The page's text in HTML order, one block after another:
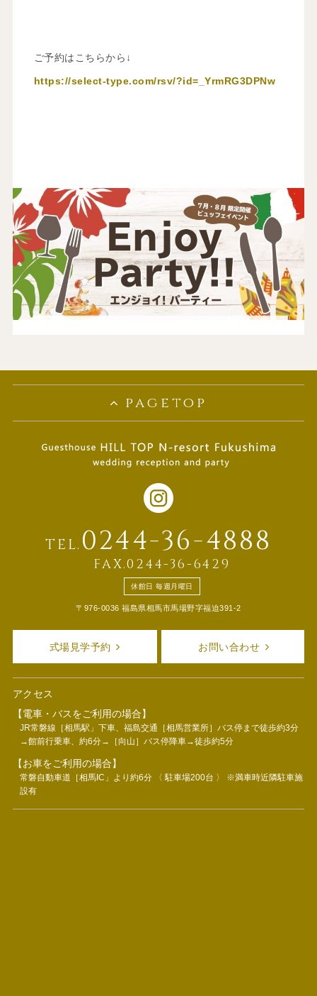
ご予約はこちらから↓
https://select-type.com/rsv/?id=_YrmRG3DPNw
pagetop
TEL. 0244-36-4888
FAX.0244-36-6429
休館日 毎週月曜日
〒976-0036 福島県相馬市馬場野字福迫391-2
式場見学予約 お問い合わせ
アクセス
【電車・バスをご利用の場合】
JR常磐線［相馬駅」下車、福島交通［相馬営業所］バス停まで徒歩約3分
→館前行乗車、約6分→［向山］バス停降車→徒歩約5分
【お車をご利用の場合】
常磐自動車道［相馬IC」より約6分 〈 駐車場200台 〉 ※満車時近隣駐車施
設有